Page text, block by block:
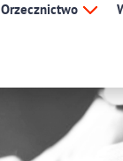
Orzecznictwo